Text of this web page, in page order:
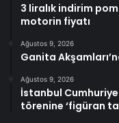
3 liralık indirim
motorin fiyatı
Ağustos 9, 2026
Ganita
Ağustos 9, 2026
İstanbul Cumhuriyet
törenine ‘figüran